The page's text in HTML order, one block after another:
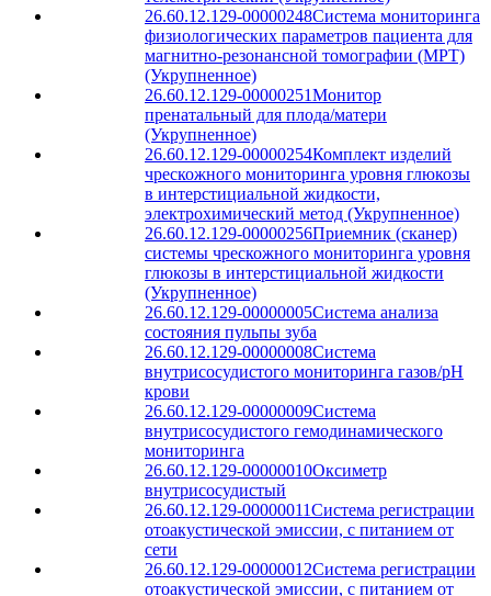
26.60.12.129-00000248Система мониторинга
физиологических параметров пациента для
магнитно-резонансной томографии (МРТ)
(Укрупненное)
26.60.12.129-00000251Монитор
пренатальный для плода/матери
(Укрупненное)
26.60.12.129-00000254Комплект изделий
чрескожного мониторинга уровня глюкозы
в интерстициальной жидкости,
электрохимический метод (Укрупненное)
26.60.12.129-00000256Приемник (сканер)
системы чрескожного мониторинга уровня
глюкозы в интерстициальной жидкости
(Укрупненное)
26.60.12.129-00000005Система анализа
состояния пульпы зуба
26.60.12.129-00000008Система
внутрисосудистого мониторинга газов/рН
крови
26.60.12.129-00000009Система
внутрисосудистого гемодинамического
мониторинга
26.60.12.129-00000010Оксиметр
внутрисосудистый
26.60.12.129-00000011Система регистрации
отоакустической эмиссии, с питанием от
сети
26.60.12.129-00000012Система регистрации
отоакустической эмиссии, с питанием от